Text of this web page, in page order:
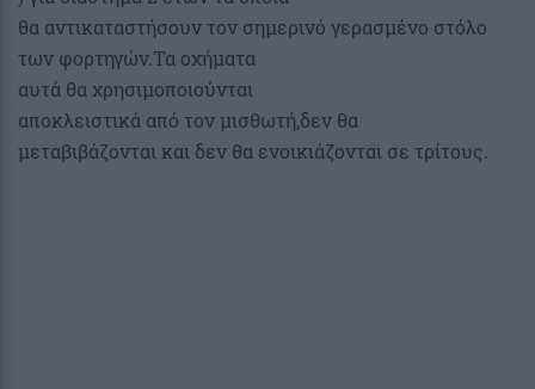
θα αντικαταστήσουν τον σημερινό γερασμένο στόλο
των φορτηγών.Τα οχήματα
αυτά θα χρησιμοποιούνται
αποκλειστικά από τον μισθωτή,δεν θα
μεταβιβάζονται και δεν θα ενοικιάζονται σε τρίτους.